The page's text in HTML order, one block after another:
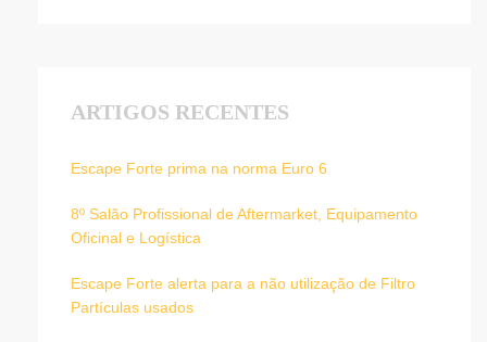
ARTIGOS RECENTES
Escape Forte prima na norma Euro 6
8º Salão Profissional de Aftermarket, Equipamento
Oficinal e Logística
Escape Forte alerta para a não utilização de Filtro
Partículas usados